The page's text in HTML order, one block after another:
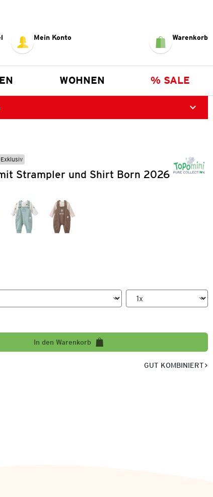
Mein Konto Warenkorb
WOHNEN % SALE
Strampler und Shirt Born 2026
In den Warenkorb
GUT KOMBINIERT